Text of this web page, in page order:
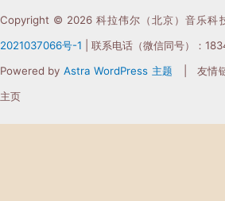
Copyright © 2026 科拉伟尔（北京）音乐
2021037066号-1 | 联系电话（微信同号）：
Powered by Astra WordPress 主题 | 友情
主页